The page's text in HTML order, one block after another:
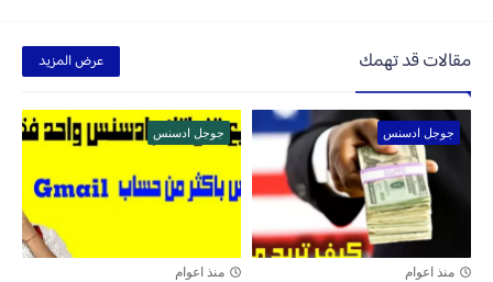
مقالات قد تهمك عرض المزيد
جوجل ادسنس
منذ اعوام
جوجل ادسنس
منذ اعوام